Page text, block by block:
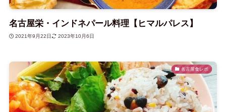
名古屋栄・インドネパール料理【ヒマルパレス】
2021年9月22日 2023年10月6日
名古屋食レポ